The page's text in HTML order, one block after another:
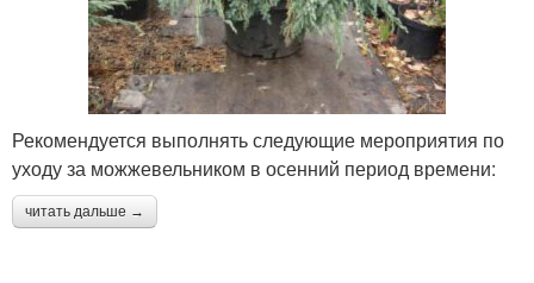
Рекомендуется выполнять следующие мероприятия по
уходу за можжевельником в осенний период времени:
читать дальше →